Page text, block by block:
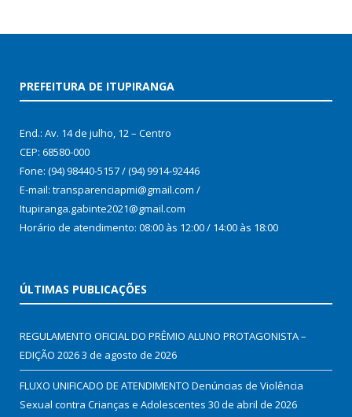
PREFEITURA DE ITUPIRANGA
End.: Av. 14 de julho, 12 – Centro
CEP: 68580-000
Fone: (94) 98440-5157 / (94) 9914-92446
E-mail: transparenciapmi@gmail.com /
Itupiranga.gabinte2021@gmail.com
Horário de atendimento: 08:00 às 12:00 / 14:00 às 18:00
ÚLTIMAS PUBLICAÇÕES
REGULAMENTO OFICIAL DO PRÊMIO ALUNO PROTAGONISTA –
EDIÇÃO 20263 de agosto de 2026
FLUXO UNIFICADO DE ATENDIMENTO Denúncias de Violência
Sexual contra Crianças e Adolescentes 30 de abril de 2026